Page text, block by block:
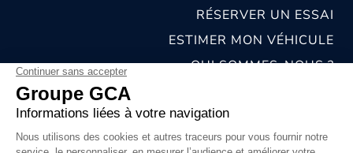
RÉSERVER UN ESSAI
ESTIMER MON VÉHICULE
QUI SOMMES-NOUS ?
NOS CONCESSIONS & CARROSSERIES
MENTIONS LÉGALES